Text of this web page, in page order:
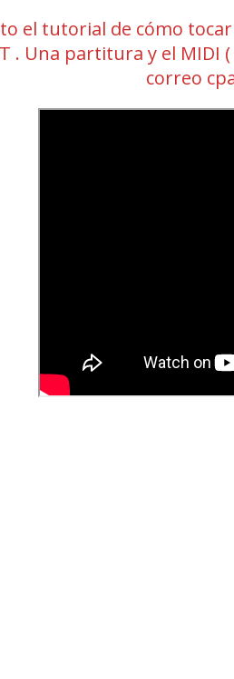
el tutorial de cómo
. Una partitura y el MIDI
correo